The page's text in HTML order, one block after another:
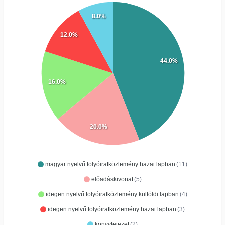
magyar nyelvű folyóiratközlemény hazai lapban (11)
előadáskivonat(5)
idegen nyelvű folyóiratközlemény külföldi lapban (4)
idegen nyelvű folyóiratközlemény hazai lapban (3)
44.0%
20.0%
16.0%
12.0%
8.0%